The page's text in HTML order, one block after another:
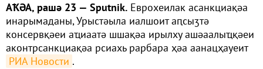
АҞӘА, рашә 23 — Sputnik. Еврохеилак асанкциақәа
инарымаданы, Урыстәыла иалшоит аԥсыӡтә
консервқәеи аҵиаатә шшақәа ирылху ашәаалыҵқәеи
аконтрсанкциақәа рсиахь рарбара ҳәа аанацҳауеит
РИА Новости .